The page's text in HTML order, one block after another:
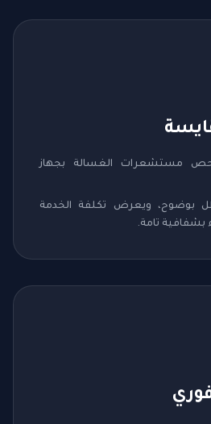
مستشعرات الغسالة بجهاز
ويعرض تكلفة الخدمة
بشفافية تامة.